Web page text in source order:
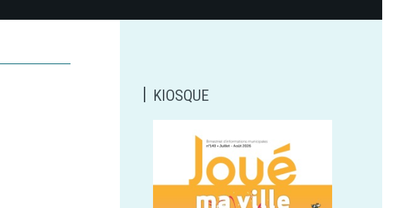
KIOSQUE